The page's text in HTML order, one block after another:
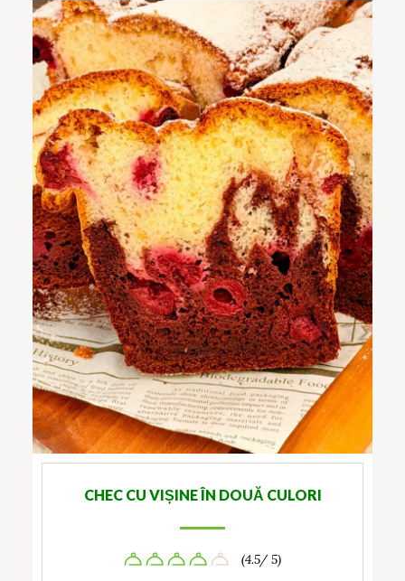
CHEC CU VIȘINE ÎN DOUĂ CULORI
(4.5/ 5)